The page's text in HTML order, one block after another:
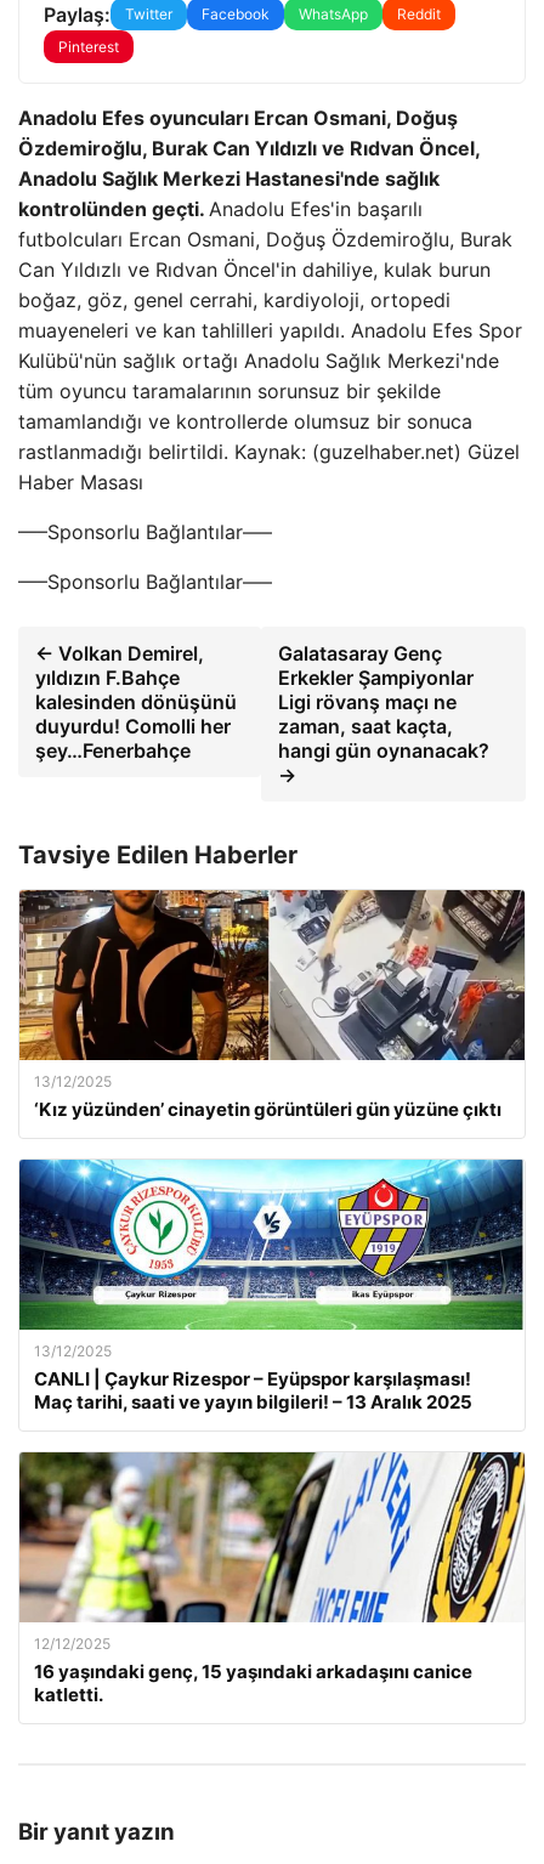
Paylaş: Twitter Facebook WhatsApp
Reddit
Pinterest
Anadolu Efes oyuncuları Ercan Osmani, Doğuş
Özdemiroğlu, Burak Can Yıldızlı ve Rıdvan Öncel,
Anadolu Sağlık Merkezi Hastanesi'nde sağlık
kontrolünden geçti. Anadolu Efes'in başarılı
futbolcuları Ercan Osmani, Doğuş Özdemiroğlu, Burak
Can Yıldızlı ve Rıdvan Öncel'in dahiliye, kulak burun
boğaz, göz, genel cerrahi, kardiyoloji, ortopedi
muayeneleri ve kan tahlilleri yapıldı. Anadolu Efes Spor
Kulübü'nün sağlık ortağı Anadolu Sağlık Merkezi'nde
tüm oyuncu taramalarının sorunsuz bir şekilde
tamamlandığı ve kontrollerde olumsuz bir sonuca
rastlanmadığı belirtildi. Kaynak: (guzelhaber.net) Güzel
Haber Masası
—–Sponsorlu Bağlantılar—–
—–Sponsorlu Bağlantılar—–
← Volkan Demirel,
yıldızın F.Bahçe
kalesinden dönüşünü
duyurdu! Comolli her
şey…Fenerbahçe
Galatasaray Genç
Erkekler Şampiyonlar
Ligi rövanş maçı ne
zaman, saat kaçta,
hangi gün oynanacak?
→
Tavsiye Edilen Haberler
13/12/2025
‘Kız yüzünden’ cinayetin görüntüleri gün yüzüne çıktı
13/12/2025
CANLI | Çaykur Rizespor – Eyüpspor karşılaşması!
Maç tarihi, saati ve yayın bilgileri! – 13 Aralık 2025
12/12/2025
16 yaşındaki genç, 15 yaşındaki arkadaşını canice
katletti.
Bir yanıt yazın